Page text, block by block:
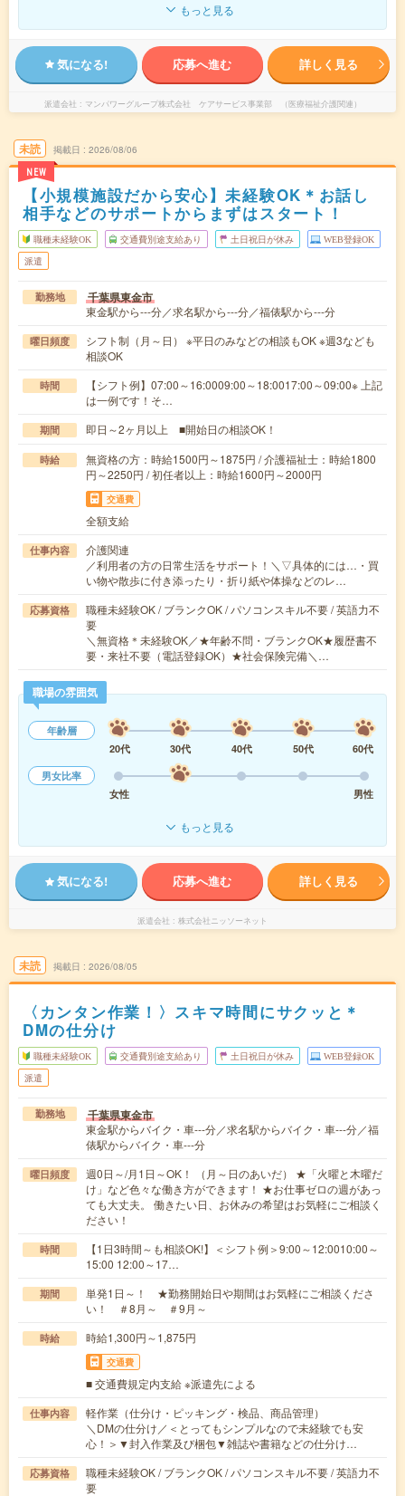
もっと見る
気になる! 応募へ進む 詳しく見る
派遣会社 マンパワーグループ株式会社 ケアサービス事業部 （医療福祉介護関連）
未読
NEW
掲載日 2026/08/06
【小規模施設だから安心】未経験OK＊お話し
相手などのサポートからまずはスタート！
職種未経験OK 交通費別途支給あり 土日祝日が休み WEB登録OK
派遣
勤務地 千葉県東金市
東金駅から---分／求名駅から---分／福俵駅から---分
曜日頻度
シフト制（月～日） ※平日のみなどの相談もOK ※週3なども
相談OK
時間
【シフト例】07:00～16:0009:00～18:0017:00～09:00※ 上記
は一例です！そ…
期間 即日～2ヶ月以上 ■開始日の相談OK！
時給
無資格の方：時給1500円～1875円 / 介護福祉士：時給1800
円～2250円 / 初任者以上：時給1600円～2000円
交通費
全額支給
仕事内容
介護関連
／利用者の方の日常生活をサポート！＼▽具体的には…・買
い物や散歩に付き添ったり・折り紙や体操などのレ…
応募資格
職種未経験OK / ブランクOK / パソコンスキル不要 / 英語力不
要
＼無資格＊未経験OK／★年齢不問・ブランクOK★履歴書不
要・来社不要（電話登録OK）★社会保険完備＼…
職場の雰囲気
年齢層
20代
30代 40代 50代
60代
男女比率
女性
男性
もっと見る
気になる! 応募へ進む 詳しく見る
派遣会社 株式会社ニッソーネット
未読 掲載日 2026/08/05
〈カンタン作業！〉スキマ時間にサクッと＊
DMの仕分け
職種未経験OK 交通費別途支給あり 土日祝日が休み WEB登録OK
派遣
勤務地 千葉県東金市
東金駅からバイク・車---分／求名駅からバイク・車---分／福
俵駅からバイク・車---分
曜日頻度
週0日～/月1日～OK！ （月～日のあいだ） ★「火曜と木曜だ
け」など色々な働き方ができます！ ★お仕事ゼロの週があっ
ても大丈夫。 働きたい日、お休みの希望はお気軽にご相談く
ださい！
時間
【1日3時間～も相談OK!】＜シフト例＞9:00～12:0010:00～
15:00 12:00～17…
期間
単発1日～！ ★勤務開始日や期間はお気軽にご相談くださ
い！ ＃8月～ ＃9月～
時給 時給1,300円～1,875円
交通費
■ 交通費規定内支給 ※派遣先による
仕事内容
軽作業（仕分け・ピッキング・検品、商品管理）
＼DMの仕分け／＜とってもシンプルなので未経験でも安
心！＞▼封入作業及び梱包▼雑誌や書籍などの仕分け…
応募資格
職種未経験OK / ブランクOK / パソコンスキル不要 / 英語力不
要